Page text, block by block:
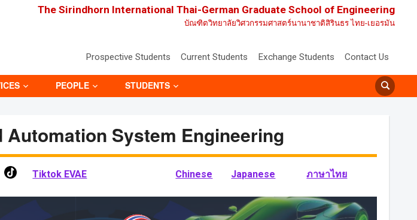
The Sirindhorn International Thai-German Graduate School of Engineering
บัณฑิตวิทยาลัยวิศวกรรมศาสตร์นานาชาติสิรินธร ไทย-เยอรมัน
Prospective Students Current Students Exchange Students Contact Us
PEOPLE STUDENTS
Automation System Engineering
Tiktok EVAE Chinese Japanese ภาษาไทย